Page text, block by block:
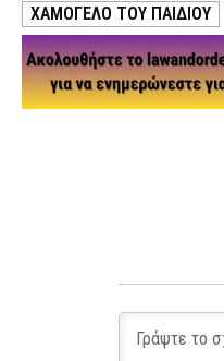
ΧΑΜΟΓΕΛΟ ΤΟΥ ΠΑΙΔΙΟΥ